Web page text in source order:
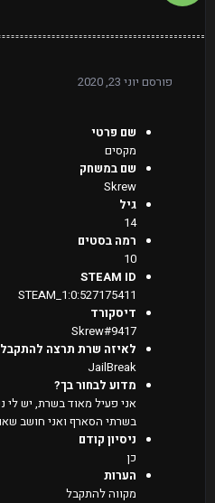
פורסם יוני 23, 2020
שם פרטי
מקסים
שם במשחק
Skrew
גיל
14
רמה בסטים
10
STEAM ID
STEAM_1:0:527175411
דיסקורד
Skrew#9417
לאיזה שרת תרצה
JailBreak
מדוע לבחור בך?
אני פעיל מאוד בשרת, יש לי
בשרתי הסארף ואני חושב
ניסיון קודם
כן
הערות
מקווה להתקבל